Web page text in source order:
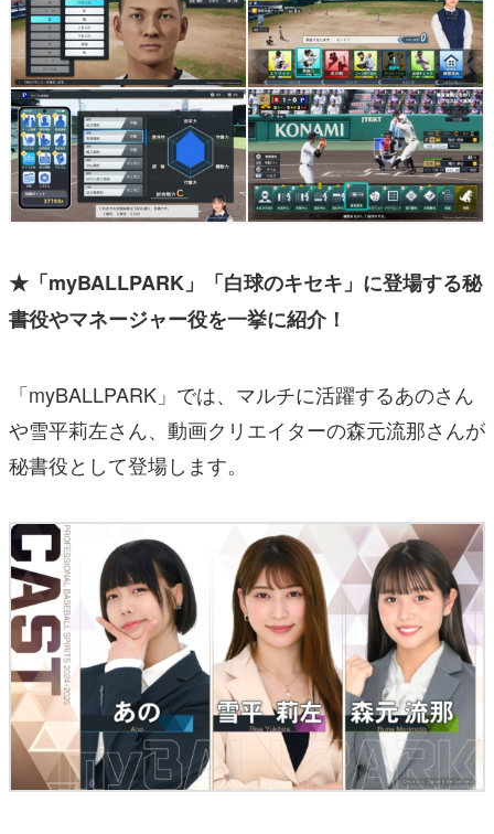
★「myBALLPARK」「白球のキセキ」に登場する秘
書役やマネージャー役を一挙に紹介！
「myBALLPARK」では、マルチに活躍するあのさん
や雪平莉左さん、動画クリエイターの森元流那さんが
秘書役として登場します。